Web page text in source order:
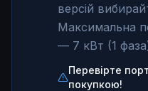
версій
Максимальна
— 7 кВт (1
Перевірте
покупкою!